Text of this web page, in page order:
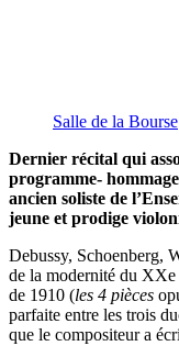
Salle de la Bourse
Dernier récital qui
programme-
ancien soliste de
jeune et prodige
Debussy, Schoenberg,
de la modernité du XXe
de 1910 (les 4 pièces
parfaite entre les trois
que le compositeur a